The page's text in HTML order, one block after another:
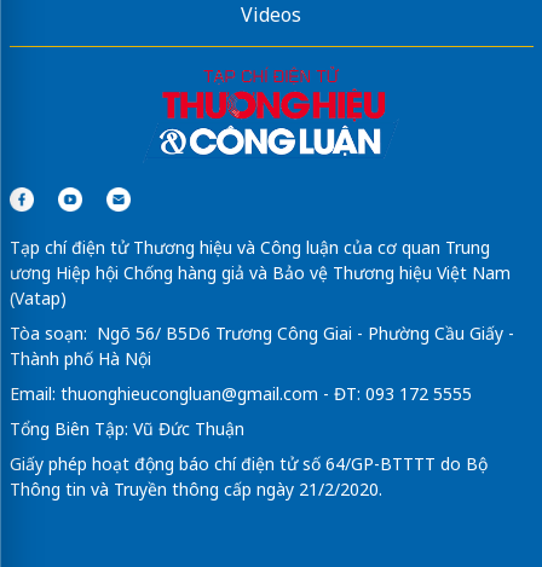
Videos
Tạp chí điện tử Thương hiệu và Công luận của cơ quan Trung
ương Hiệp hội Chống hàng giả và Bảo vệ Thương hiệu Việt Nam
(Vatap)
Tòa soạn: Ngõ 56/ B5D6 Trương Công Giai - Phường Cầu Giấy -
Thành phố Hà Nội
Email: thuonghieucongluan@gmail.com - ĐT: 093 172 5555
Tổng Biên Tập: Vũ Đức Thuận
Giấy phép hoạt động báo chí điện tử số 64/GP-BTTTT do Bộ
Thông tin và Truyền thông cấp ngày 21/2/2020.